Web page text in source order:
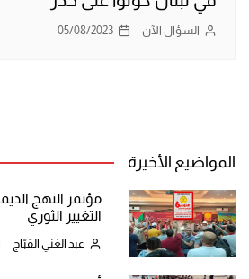
السؤال الآن 05/08/2023
المواضيع الأخيرة
مؤتمر النهج
التغيير الثوري
عبد الغني القبّاج